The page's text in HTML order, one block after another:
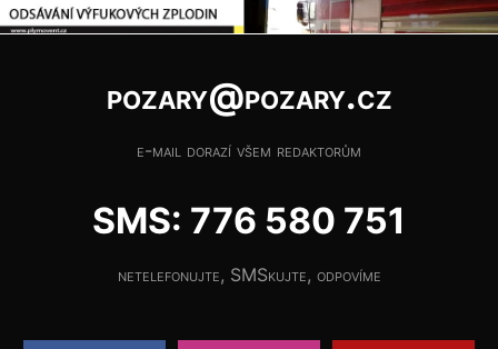
pozary@pozary.cz
e-mail dorazí všem redaktorům
SMS: 776 580 751
netelefonujte, SMSkujte, odpovíme